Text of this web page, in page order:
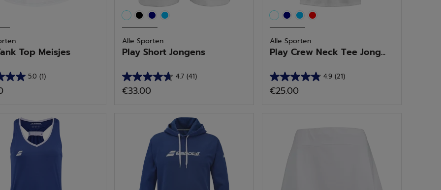
Top Meisjes
5.0 (1)
Alle Sporten
Play Short Jongens
4.7 (41)
4.7
van
beoordelingen
€33.00
Alle Sporten
Play Crew Neck Tee Jong...
4.9 (21)
4.9
van
sterren.
beoordelingen
€25.00